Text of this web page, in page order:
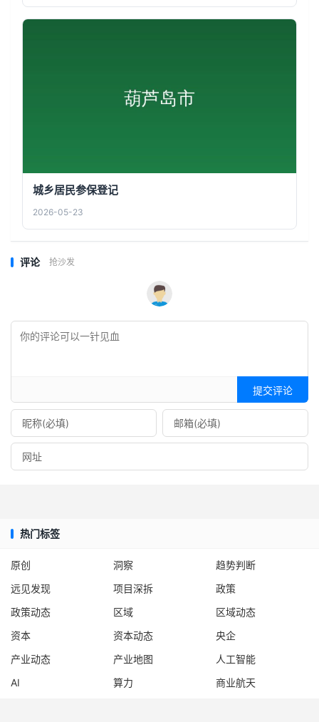
城乡居民参保登记
2026-05-23
评论 抢沙发
提交评论
热门标签
原创 洞察
趋势判断
远见发现
项目深拆
政策
政策动态
区域
区域动态
资本
资本动态
央企
产业动态
产业地图
人工智能
AI
算力 商业航天